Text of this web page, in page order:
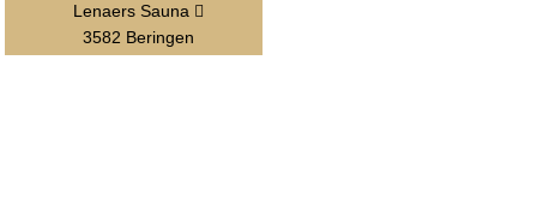
Lenaers Sauna
3582 Beringen